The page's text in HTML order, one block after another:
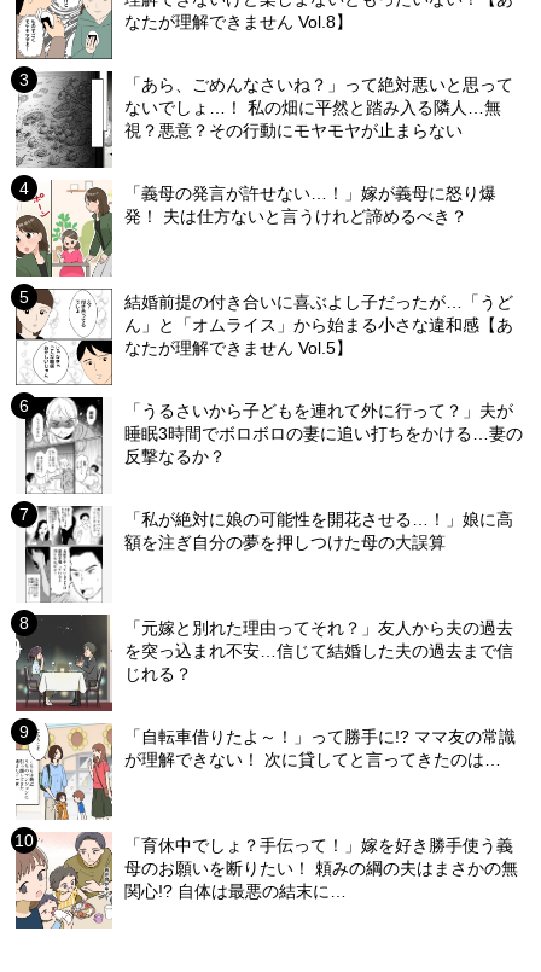
なたが理解できません Vol.8】
「あら、ごめんなさいね？」って絶対悪いと思って
ないでしょ…！ 私の畑に平然と踏み入る隣人…無
視？悪意？その行動にモヤモヤが止まらない
「義母の発言が許せない…！」嫁が義母に怒り爆
発！ 夫は仕方ないと言うけれど諦めるべき？
結婚前提の付き合いに喜ぶよし子だったが…「うど
ん」と「オムライス」から始まる小さな違和感【あ
なたが理解できません Vol.5】
「うるさいから子どもを連れて外に行って？」夫が
睡眠3時間でボロボロの妻に追い打ちをかける…妻の
反撃なるか？
「私が絶対に娘の可能性を開花させる…！」娘に高
額を注ぎ自分の夢を押しつけた母の大誤算
「元嫁と別れた理由ってそれ？」友人から夫の過去
を突っ込まれ不安…信じて結婚した夫の過去まで信
じれる？
「自転車借りたよ～！」って勝手に!? ママ友の常識
が理解できない！ 次に貸してと言ってきたのは…
「育休中でしょ？手伝って！」嫁を好き勝手使う義
母のお願いを断りたい！ 頼みの綱の夫はまさかの無
関心!? 自体は最悪の結末に…